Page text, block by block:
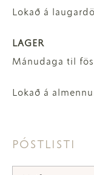
Lokað á
LAGER
Mánudaga til
Lokað á
PÓSTLISTI